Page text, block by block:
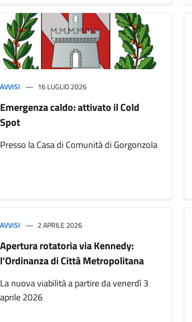
AVVISI 16 LUGLIO 2026
Emergenza caldo: attivato il Cold
Spot
Presso la Casa di Comunità di Gorgonzola
AVVISI 2 APRILE 2026
Apertura rotatoria via Kennedy:
l'Ordinanza di Città Metropolitana
La nuova viabilità a partire da venerdì 3
aprile 2026